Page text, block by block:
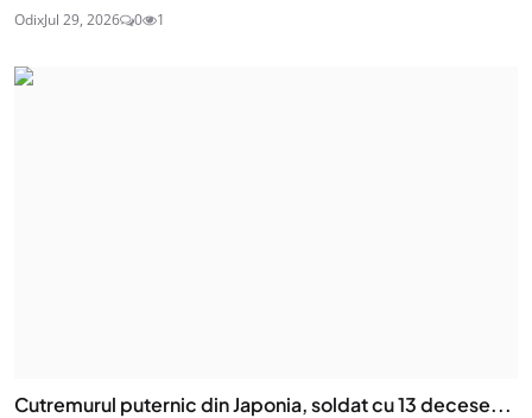
OdixJul 29, 2026 0 1
Cutremurul puternic din Japonia, soldat cu 13 decese...